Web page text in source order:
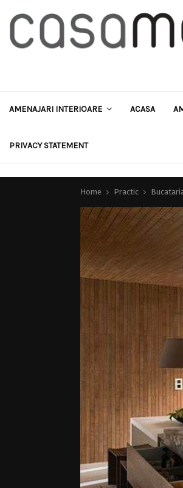
AMENAJARI INTERIOARE ACASA
PRIVACY STATEMENT
Home Practic